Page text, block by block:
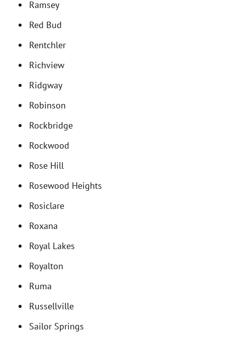
Ramsey
Red Bud
Rentchler
Richview
Ridgway
Robinson
Rockbridge
Rockwood
Rose Hill
Rosewood Heights
Rosiclare
Roxana
Royal Lakes
Royalton
Ruma
Russellville
Sailor Springs